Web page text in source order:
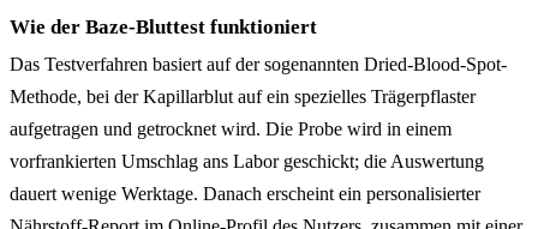
Wie der Baze-Bluttest funktioniert
Das Testverfahren basiert auf der sogenannten Dried-Blood-Spot-
Methode, bei der Kapillarblut auf ein spezielles Trägerpflaster
aufgetragen und getrocknet wird. Die Probe wird in einem
vorfrankierten Umschlag ans Labor geschickt; die Auswertung
dauert wenige Werktage. Danach erscheint ein personalisierter